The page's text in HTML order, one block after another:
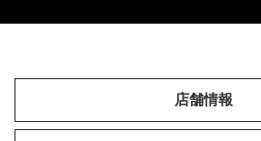
店舗情報